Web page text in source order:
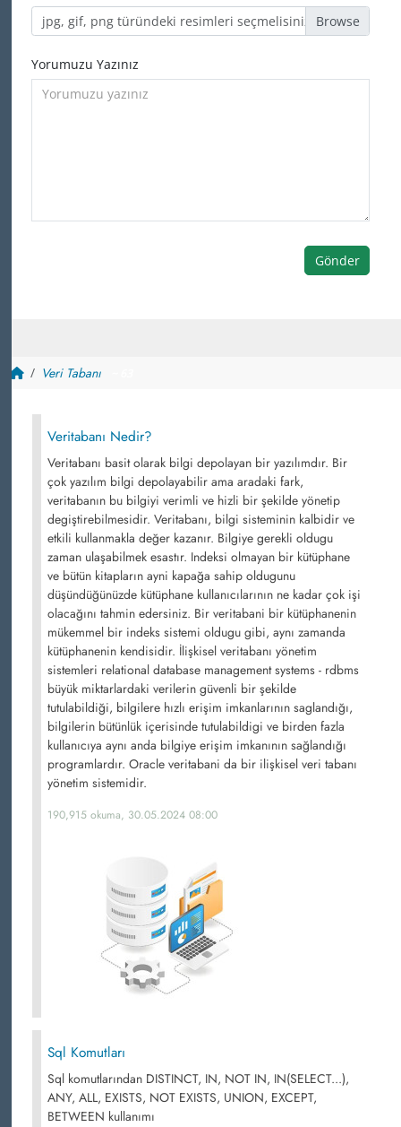
jpg, gif, png türündeki resimleri seçmelisiniz
Yorumuzu Yazınız
Gönder
Veri Tabanı
Veritabanı Nedir?
Veritabanı basit olarak bilgi depolayan bir yazılımdır. Bir
çok yazılım bilgi depolayabilir ama aradaki fark,
veritabanın bu bilgiyi verimli ve hizli bir şekilde yönetip
degiştirebilmesidir. Veritabanı, bilgi sisteminin kalbidir ve
etkili kullanmakla değer kazanır. Bilgiye gerekli oldugu
zaman ulaşabilmek esastır. Indeksi olmayan bir kütüphane
ve bütün kitapların ayni kapağa sahip oldugunu
düşündüğünüzde kütüphane kullanıcılarının ne kadar çok işi
olacağını tahmin edersiniz. Bir veritabani bir kütüphanenin
mükemmel bir indeks sistemi oldugu gibi, aynı zamanda
kütüphanenin kendisidir. İlişkisel veritabanı yönetim
sistemleri relational database management systems - rdbms
büyük miktarlardaki verilerin güvenli bir şekilde
tutulabildiği, bilgilere hızlı erişim imkanlarının saglandığı,
bilgilerin bütünlük içerisinde tutulabildigi ve birden fazla
kullanıcıya aynı anda bilgiye erişim imkanının sağlandığı
programlardır. Oracle veritabani da bir ilişkisel veri tabanı
yönetim sistemidir.
190,915 okuma, 30.05.2024 08:00
Sql Komutları
Sql komutlarından DISTINCT, IN, NOT IN, IN(SELECT...),
ANY, ALL, EXISTS, NOT EXISTS, UNION, EXCEPT,
BETWEEN kullanımı